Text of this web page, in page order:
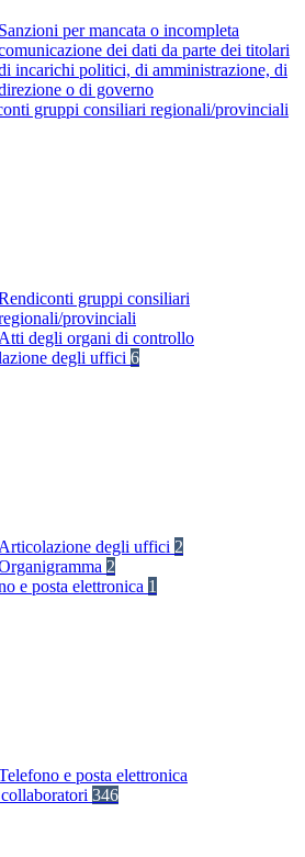
Sanzioni per mancata o incompleta
dei dati da parte dei titolari
incarichi politici, di amministrazione, di
o di governo
gruppi consiliari regionali/provinciali
gruppi consiliari
provinciali
Atti degli organi di controllo
degli uffici 6
Articolazione degli uffici 2
2
e posta elettronica 1
e posta elettronica
346